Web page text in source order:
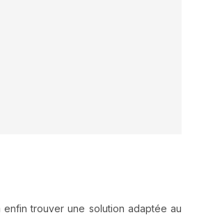
enfin trouver une solution adaptée au